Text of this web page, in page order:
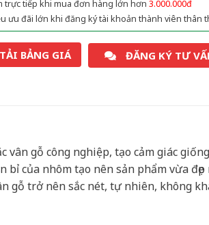
trực tiếp khi mua đơn hàng lớn hơn 3.000.000đ
ưu đãi lớn khi đăng ký tài khoản thành viên thân
TẢI BẢNG GIÁ ĐĂNG KÝ TƯ
gỗ công nghiệp, tạo cảm giác
của nhôm tạo nên sản phẩm vừa đẹp
gỗ trở nên sắc nét, tự nhiên, không